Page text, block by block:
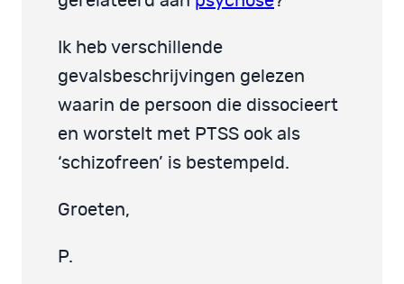
Ik heb verschillende
gevalsbeschrijvingen gelezen
waarin de persoon die dissocieert
en worstelt met PTSS ook als
‘schizofreen’ is bestempeld.
Groeten,
P.